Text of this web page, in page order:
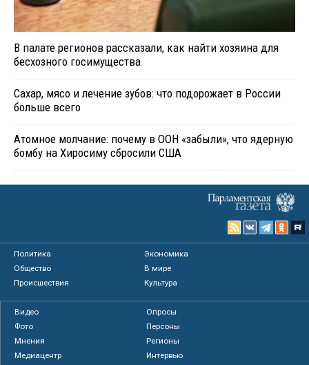
В палате регионов рассказали, как найти хозяина для
бесхозного госимущества
Сахар, мясо и лечение зубов: что подорожает в России
больше всего
Атомное молчание: почему в ООН «забыли», что ядерную
бомбу на Хиросиму сбросили США
Политика
Экономика
Общество
В мире
Происшествия
Культура
Видео
Опросы
Фото
Персоны
Мнения
Регионы
Медиацентр
Интервью